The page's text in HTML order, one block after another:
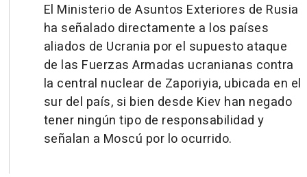
El Ministerio de Asuntos Exteriores de Rusia
ha señalado directamente a los países
aliados de Ucrania por el supuesto ataque
de las Fuerzas Armadas ucranianas contra
la central nuclear de Zaporiyia, ubicada en el
sur del país, si bien desde Kiev han negado
tener ningún tipo de responsabilidad y
señalan a Moscú por lo ocurrido.